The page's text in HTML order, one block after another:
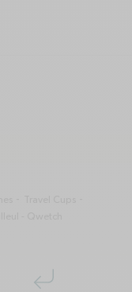
corner-down-left